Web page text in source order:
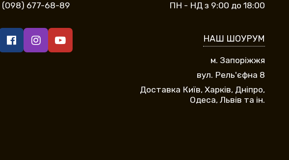
(098) 677-68-89 ПН - НД з 9:00 до 18:00
НАШ ШОУРУМ
м. Запоріжжя
вул. Рель'єфна 8
Доставка Київ, Харків, Дніпро,
Одеса, Львів та ін.